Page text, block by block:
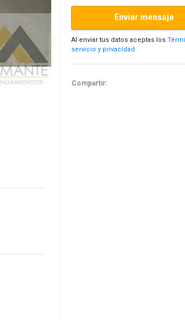
Enviar mensaje
Al enviar tus datos aceptas los
servicio y privacidad
Compartir: